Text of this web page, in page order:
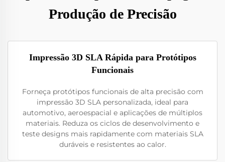
Produção de Precisão
Impressão 3D SLA Rápida para Protótipos
Funcionais
Forneça protótipos funcionais de alta precisão com
impressão 3D SLA personalizada, ideal para
automotivo, aeroespacial e aplicações de múltiplos
materiais. Reduza os ciclos de desenvolvimento e
teste designs mais rapidamente com materiais SLA
duráveis e resistentes ao calor.